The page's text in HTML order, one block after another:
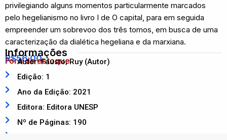
privilegiando alguns momentos particularmente marcados
pelo hegelianismo no livro I de O capital, para em seguida
empreender um sobrevoo dos três tomos, em busca de uma
caracterização da dialética hegeliana e da marxiana.
R$56,00
Fora de estoque
Informações
Autor: Fausto, Ruy (Autor)
Edição: 1
Ano da Edição: 2021
Editora: Editora UNESP
Nº de Páginas: 190